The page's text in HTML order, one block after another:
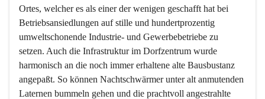
Ortes, welcher es als einer der wenigen geschafft hat bei
Betriebsansiedlungen auf stille und hundertprozentig
umweltschonende Industrie- und Gewerbebetriebe zu
setzen. Auch die Infrastruktur im Dorfzentrum wurde
harmonisch an die noch immer erhaltene alte Bausbustanz
angepaßt. So können Nachtschwärmer unter alt anmutenden
Laternen bummeln gehen und die prachtvoll angestrahlte